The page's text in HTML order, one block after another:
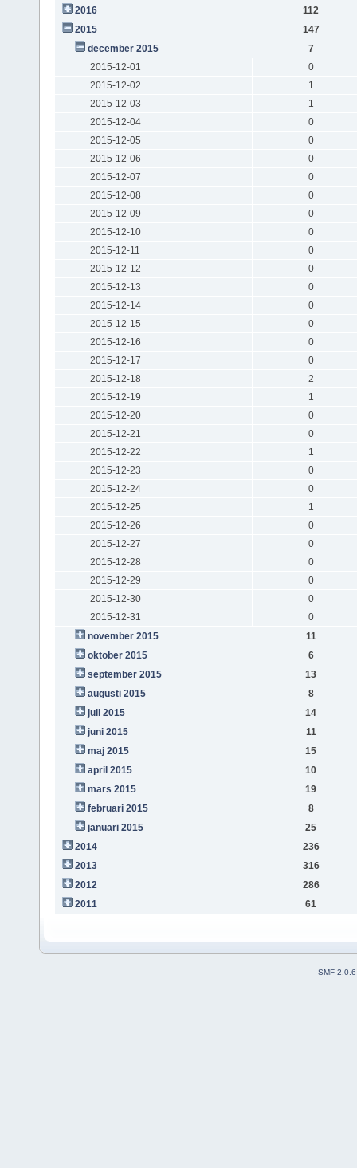
2016
112
2015
147
december 2015
7
2015-12-01
0
2015-12-02
1
2015-12-03
1
2015-12-04
0
2015-12-05
0
2015-12-06
0
2015-12-07
0
2015-12-08
0
2015-12-09
0
2015-12-10
0
2015-12-11
0
2015-12-12
0
2015-12-13
0
2015-12-14
0
2015-12-15
0
2015-12-16
0
2015-12-17
0
2015-12-18
2
2015-12-19
1
2015-12-20
0
2015-12-21
0
2015-12-22
1
2015-12-23
0
2015-12-24
0
2015-12-25
1
2015-12-26
0
2015-12-27
0
2015-12-28
0
2015-12-29
0
2015-12-30
0
2015-12-31
0
november 2015
11
oktober 2015
6
september 2015
13
augusti 2015
8
juli 2015
14
juni 2015
11
maj 2015
15
april 2015
10
mars 2015
19
februari 2015
8
januari 2015
25
2014
236
2013
316
2012
286
2011
61
SMF 2.0.6